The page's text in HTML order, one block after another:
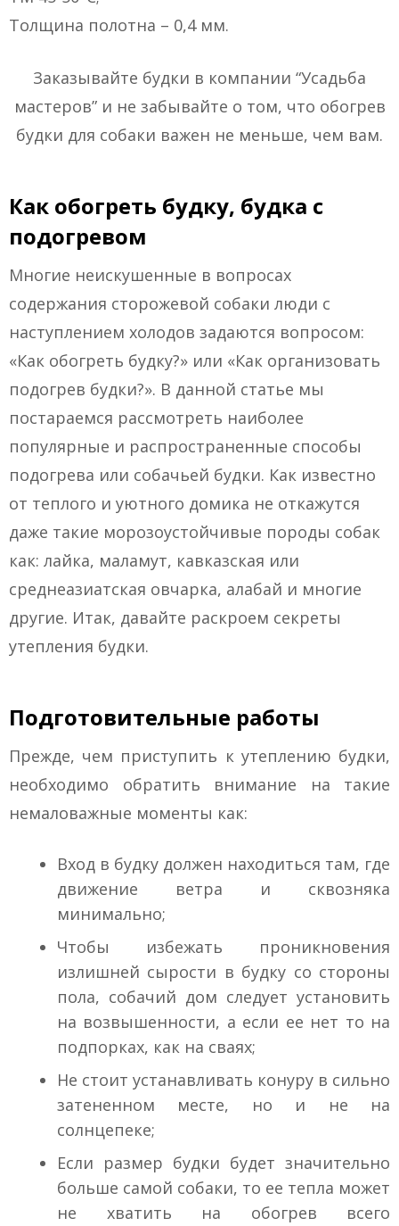
Толщина полотна – 0,4 мм.
Заказывайте будки в компании “Усадьба
мастеров” и не забывайте о том, что обогрев
будки для собаки важен не меньше, чем вам.
Как обогреть будку, будка с
подогревом
Многие неискушенные в вопросах
содержания сторожевой собаки люди с
наступлением холодов задаются вопросом:
«Как обогреть будку?» или «Как организовать
подогрев будки?». В данной статье мы
постараемся рассмотреть наиболее
популярные и распространенные способы
подогрева или собачьей будки. Как известно
от теплого и уютного домика не откажутся
даже такие морозоустойчивые породы собак
как: лайка, маламут, кавказская или
среднеазиатская овчарка, алабай и многие
другие. Итак, давайте раскроем секреты
утепления будки.
Подготовительные работы
Прежде, чем приступить к утеплению будки,
необходимо обратить внимание на такие
немаловажные моменты как:
Вход в будку должен находиться там, где
движение ветра и сквозняка
минимально;
Чтобы избежать проникновения
излишней сырости в будку со стороны
пола, собачий дом следует установить
на возвышенности, а если ее нет то на
подпорках, как на сваях;
Не стоит устанавливать конуру в сильно
затененном месте, но и не на
солнцепеке;
Если размер будки будет значительно
больше самой собаки, то ее тепла может
не хватить на обогрев всего